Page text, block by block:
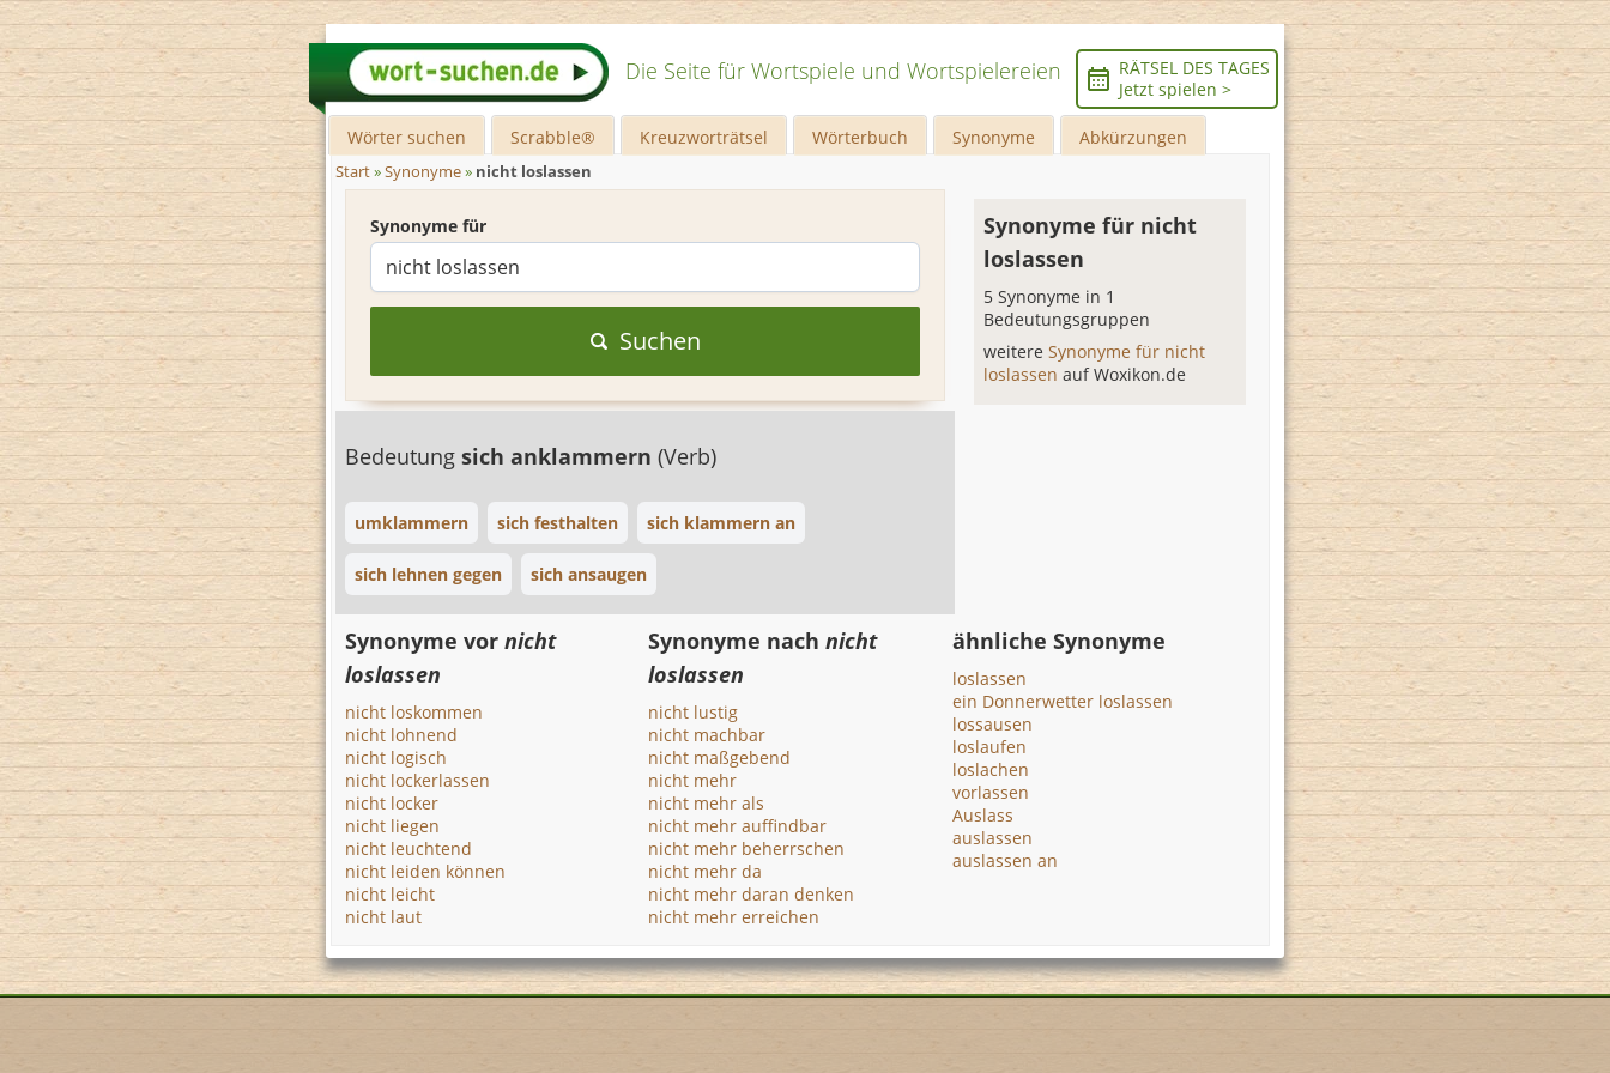
Die Seite für Wortspiele und Wortspielereien
RÄTSEL DES TAGES
Jetzt spielen >
Wörter suchen Scrabble® Kreuzworträtsel Wörterbuch Synonyme Abkürzungen
Start»Synonyme» nicht loslassen
Synonyme für
Suchen
Bedeutung sich anklammern (Verb)
umklammern sich festhalten sich klammern an
sich lehnen gegen sich ansaugen
Synonyme für nicht
loslassen
5 Synonyme in 1
Bedeutungsgruppen
weitereSynonyme für nicht
loslassenauf Woxikon.de
Synonyme vor nicht
loslassen
nicht loskommen
nicht lohnend
nicht logisch
nicht lockerlassen
nicht locker
nicht liegen
nicht leuchtend
nicht leiden können
nicht leicht
nicht laut
Synonyme nachnicht
loslassen
nicht lustig
nicht machbar
nicht maßgebend
nicht mehr
nicht mehr als
nicht mehr auffindbar
nicht mehr beherrschen
nicht mehr da
nicht mehr daran denken
nicht mehr erreichen
ähnliche Synonyme
loslassen
ein Donnerwetter loslassen
lossausen
loslaufen
loslachen
vorlassen
Auslass
auslassen
auslassen an